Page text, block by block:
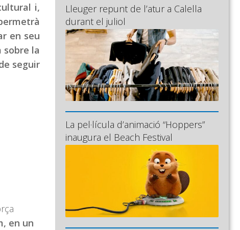
i,
en seu
sobre la
seguir
en un
Lleuger repunt de l’atur a Calella
durant el juliol
La pel·lícula d’animació “Hoppers”
inaugura el Beach Festival